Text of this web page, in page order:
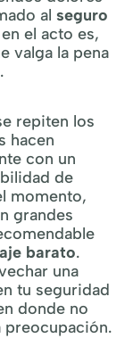
al seguro
el acto es,
valga la pena
repiten los
hacen
con un
de
momento,
grandes
barato.
una
tu seguridad
donde no
preocupación.